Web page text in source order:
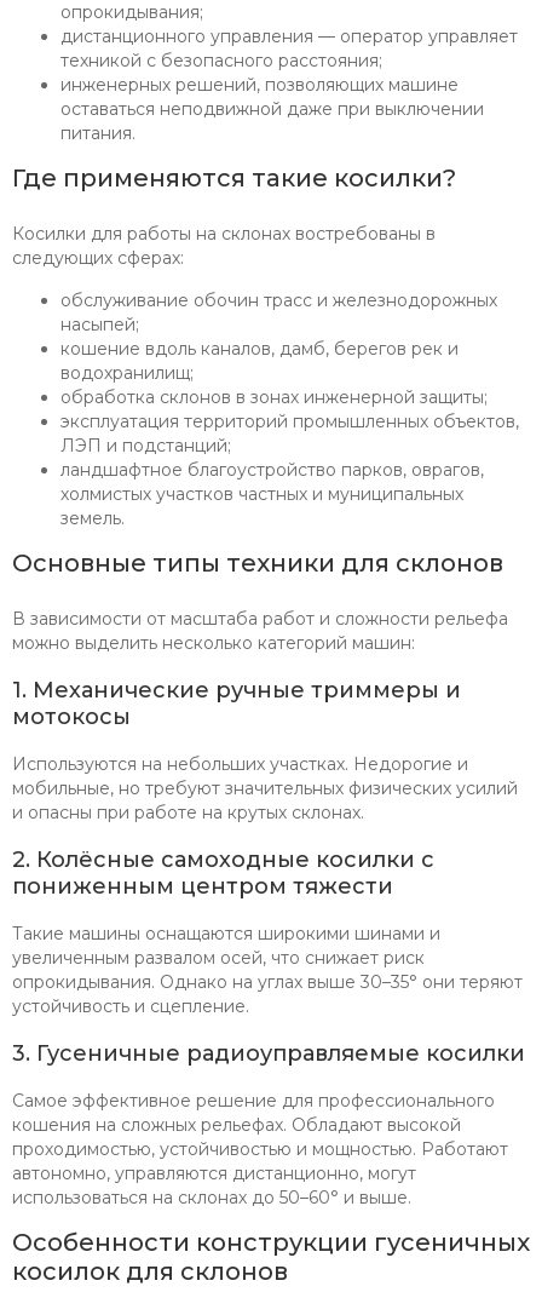
опрокидывания;
дистанционного управления — оператор управляет
техникой с безопасного расстояния;
инженерных решений, позволяющих машине
оставаться неподвижной даже при выключении
питания.
Где применяются такие косилки?
Косилки для работы на склонах востребованы в
следующих сферах:
обслуживание обочин трасс и железнодорожных
насыпей;
кошение вдоль каналов, дамб, берегов рек и
водохранилищ;
обработка склонов в зонах инженерной защиты;
эксплуатация территорий промышленных объектов,
ЛЭП и подстанций;
ландшафтное благоустройство парков, оврагов,
холмистых участков частных и муниципальных
земель.
Основные типы техники для склонов
В зависимости от масштаба работ и сложности рельефа
можно выделить несколько категорий машин:
1. Механические ручные триммеры и
мотокосы
Используются на небольших участках. Недорогие и
мобильные, но требуют значительных физических усилий
и опасны при работе на крутых склонах.
2. Колёсные самоходные косилки с
пониженным центром тяжести
Такие машины оснащаются широкими шинами и
увеличенным развалом осей, что снижает риск
опрокидывания. Однако на углах выше 30–35° они теряют
устойчивость и сцепление.
3. Гусеничные радиоуправляемые косилки
Самое эффективное решение для профессионального
кошения на сложных рельефах. Обладают высокой
проходимостью, устойчивостью и мощностью. Работают
автономно, управляются дистанционно, могут
использоваться на склонах до 50–60° и выше.
Особенности конструкции гусеничных
косилок для склонов